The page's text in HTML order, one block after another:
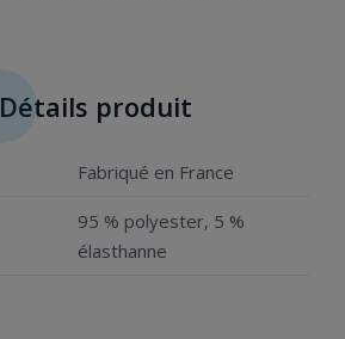
Détails produit
Fabriqué en France
95 % polyester, 5 %
élasthanne